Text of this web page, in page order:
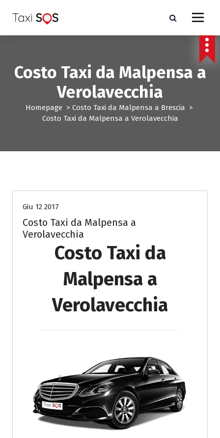
a
Costo Taxi da Malpensa a
Verolavecchia
Homepage > Costo Taxi da Malpensa a Brescia >
Costo Taxi da Malpensa a Verolavecchia
Giu 12 2017
Costo Taxi da Malpensa a
Verolavecchia
Costo Taxi da
Malpensa a
Verolavecchia